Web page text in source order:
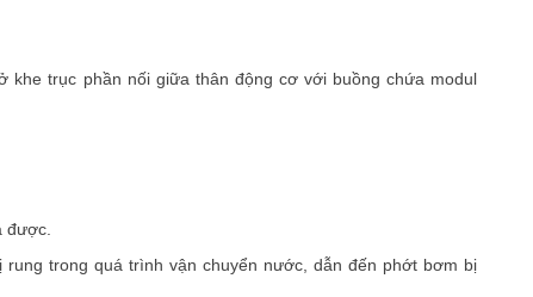
trục phần nối giữa thân động cơ với buồng chứa modul
được.
trong quá trình vận chuyển nước, dẫn đến phớt bơm bị